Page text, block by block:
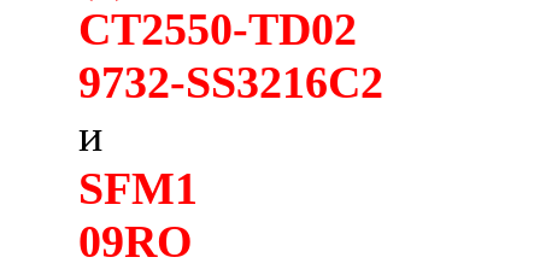
CT2550-TD02
9732-SS3216C2
и
SFM1
09RO